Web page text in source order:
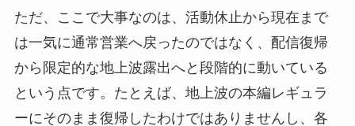
ただ、ここで大事なのは、活動休止から現在まで
は一気に通常営業へ戻ったのではなく、配信復帰
から限定的な地上波露出へと段階的に動いている
という点です。たとえば、地上波の本編レギュラ
ーにそのまま復帰したわけではありませんし、各